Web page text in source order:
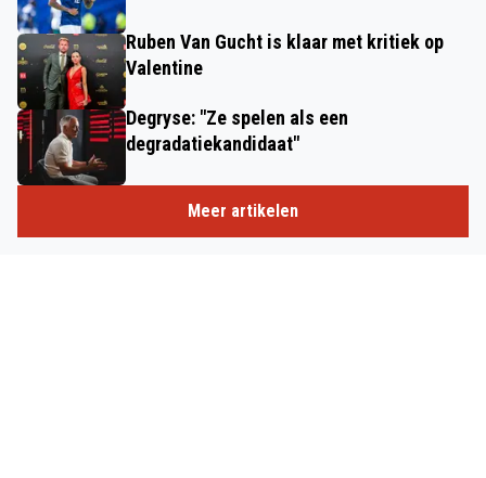
Ruben Van Gucht is klaar met kritiek op
Valentine
Degryse: "Ze spelen als een
degradatiekandidaat"
Meer artikelen